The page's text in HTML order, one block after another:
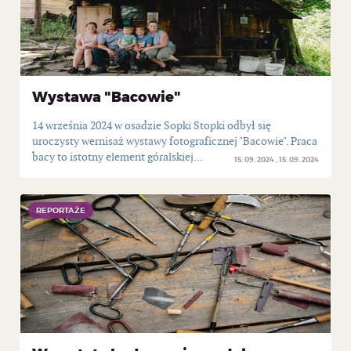
Wystawa "Bacowie"
15. 09. 2024 15. 09. 2024
14 września 2024 w osadzie Sopki Stopki odbył się
uroczysty wernisaż wystawy fotograficznej "Bacowie". Praca
bacy to istotny element góralskiej...
REPORTAŻE
REPORTAŻE